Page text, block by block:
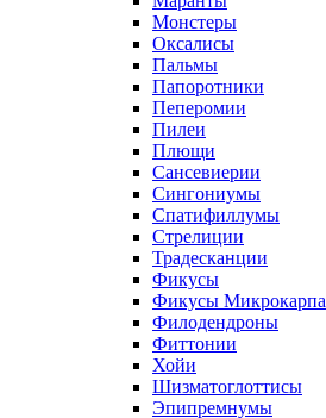
Монстеры
Оксалисы
Пальмы
Папоротники
Пеперомии
Пилеи
Плющи
Сансевиерии
Сингониумы
Спатифиллумы
Стрелиции
Традесканции
Фикусы
Фикусы Микрокарпа
Филодендроны
Фиттонии
Хойи
Шизматоглоттисы
Эпипремнумы